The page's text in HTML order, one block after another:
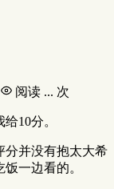
阅读 ... 次
10分。
分并没有抱太大希
一边看的。